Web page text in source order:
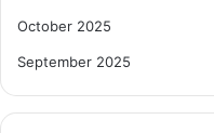
October 2025
September 2025